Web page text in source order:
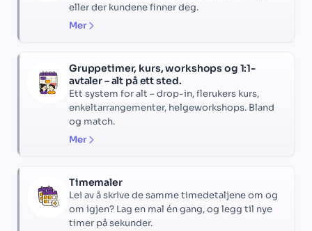
eller der kundene finner deg.
Mer
Gruppetimer, kurs, workshops og 1:1-
avtaler – alt på ett sted.
Ett system for alt – drop-in, flerukers kurs,
enkeltarrangementer, helgeworkshops. Bland
og match.
Mer
Timemaler
Lei av å skrive de samme timedetaljene om og
om igjen? Lag en mal én gang, og legg til nye
timer på sekunder.